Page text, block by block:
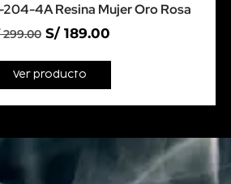
204-4A Resina Mujer Oro Rosa
299.00 S/ 189.00
Ver producto